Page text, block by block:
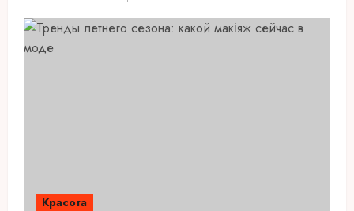
Красота